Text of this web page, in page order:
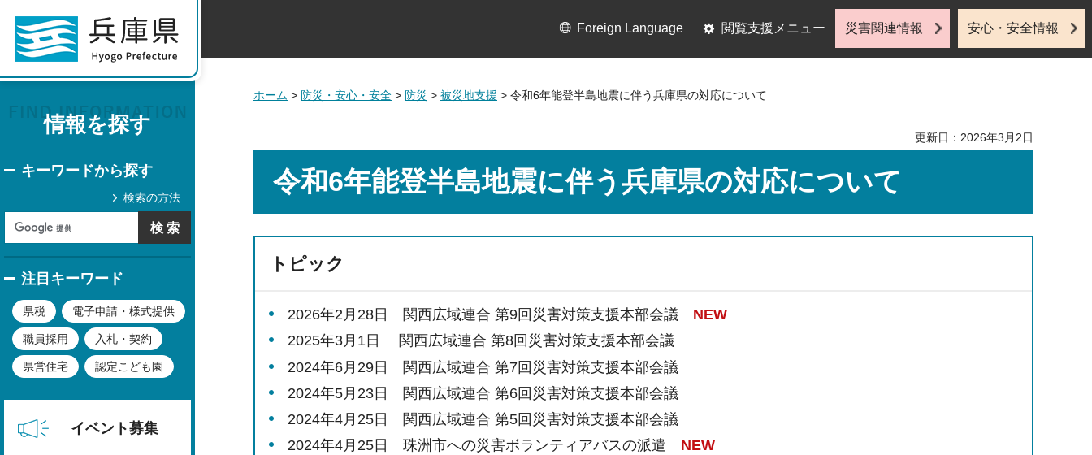
情報を探す
キーワードから探す
検索の方法
注目キーワード
県税 電子申請・様式提供
職員採用 入札・契約
県営住宅 認定こども園
イベント募集
Foreign Language 閲覧支援メニュー 災害関連情報 安心・安全情報
ホーム > 防災・安心・安全 > 防災 > 被災地支援 > 令和6年能登半島地震に伴う兵庫県の対応について
更新日：2026年3月2日
令和6年能登半島地震に伴う兵庫県の対応について
トピック
2026年2月28日 関西広域連合 第9回災害対策支援本部会議
NEW
2025年3月1日 関西広域連合 第8回災害対策支援本部会議
2024年6月29日 関西広域連合 第7回災害対策支援本部会議
2024年5月23日 関西広域連合 第6回災害対策支援本部会議
2024年4月25日 関西広域連合 第5回災害対策支援本部会議
2024年4月25日 珠洲市への災害ボランティアバスの派遣
NEW